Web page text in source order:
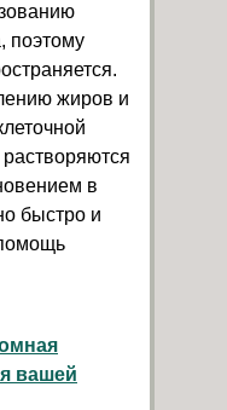
поэтому
жиров и
в
быстро и
вашей